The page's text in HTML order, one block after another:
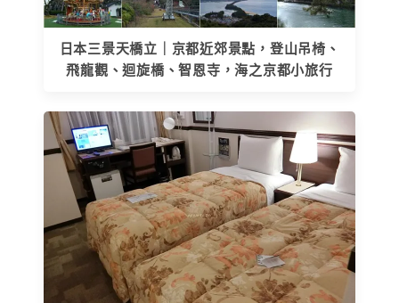
日本三景天橋立｜京都近郊景點，登山吊椅、
飛龍觀、迴旋橋、‎智恩寺，海之京都小旅行